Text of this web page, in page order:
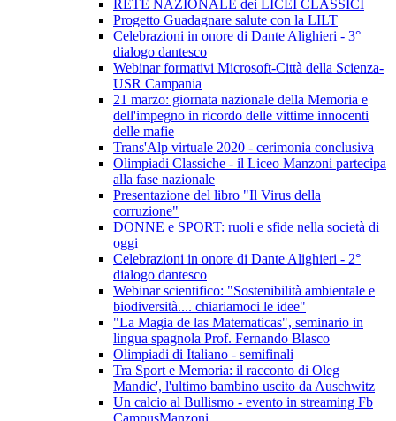
RETE NAZIONALE dei LICEI CLASSICI
Progetto Guadagnare salute con la LILT
Celebrazioni in onore di Dante Alighieri - 3°
dialogo dantesco
Webinar formativi Microsoft-Città della Scienza-
USR Campania
21 marzo: giornata nazionale della Memoria e
dell'impegno in ricordo delle vittime innocenti
delle mafie
Trans'Alp virtuale 2020 - cerimonia conclusiva
Olimpiadi Classiche - il Liceo Manzoni partecipa
alla fase nazionale
Presentazione del libro "Il Virus della
corruzione"
DONNE e SPORT: ruoli e sfide nella società di
oggi
Celebrazioni in onore di Dante Alighieri - 2°
dialogo dantesco
Webinar scientifico: "Sostenibilità ambientale e
biodiversità.... chiariamoci le idee"
"La Magia de las Matematicas", seminario in
lingua spagnola Prof. Fernando Blasco
Olimpiadi di Italiano - semifinali
Tra Sport e Memoria: il racconto di Oleg
Mandic', l'ultimo bambino uscito da Auschwitz
Un calcio al Bullismo - evento in streaming Fb